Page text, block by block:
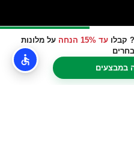
עד 15% הנחה
על מלונות
במבצעים